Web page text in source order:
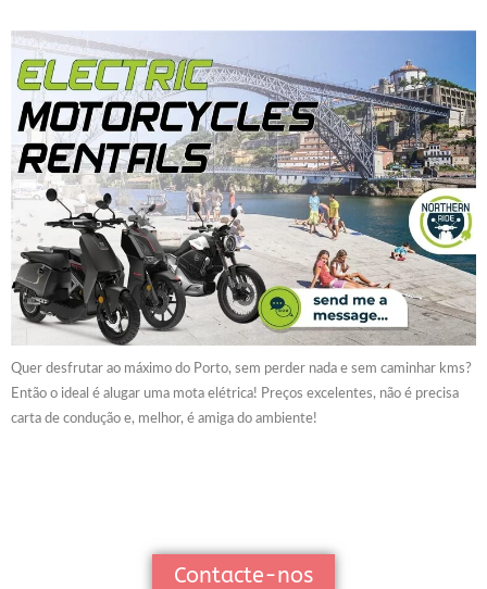
Quer desfrutar ao máximo do Porto, sem perder nada e sem caminhar kms?
Então o ideal é alugar uma mota elétrica! Preços excelentes, não é precisa
carta de condução e, melhor, é amiga do ambiente!
Contacte-nos